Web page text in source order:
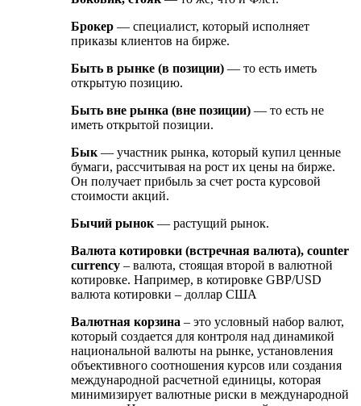
Брокер — специалист, который исполняет
приказы клиентов на бирже.
Быть в рынке (в позиции) — то есть иметь
открытую позицию.
Быть вне рынка (вне позиции) — то есть не
иметь открытой позиции.
Бык— участник рынка, который купил ценные
бумаги, рассчитывая на рост их цены на бирже.
Он получает прибыль за счет роста курсовой
стоимости акций.
Бычий рынок— растущий рынок.
Валюта котировки (встречная валюта), counter
currency – валюта, стоящая второй в валютной
котировке. Например, в котировке GBP/USD
валюта котировки – доллар США
Валютная корзина – это условный набор валют,
который создается для контроля над динамикой
национальной валюты на рынке, установления
объективного соотношения курсов или создания
международной расчетной единицы, которая
минимизирует валютные риски в международной